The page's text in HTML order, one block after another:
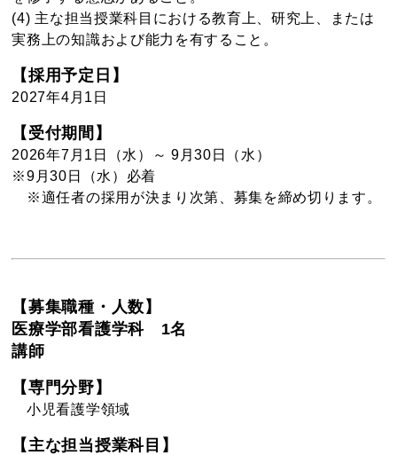
(4) 主な担当授業科目における教育上、研究上、または
実務上の知識および能力を有すること。
【採用予定日】
2027年4月1日
【受付期間】
2026年7月1日（水）～ 9月30日（水）
※9月30日（水）必着
※適任者の採用が決まり次第、募集を締め切ります。
【募集職種・人数】
医療学部看護学科 1名
講師
【専門分野】
小児看護学領域
【主な担当授業科目】